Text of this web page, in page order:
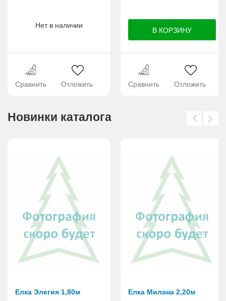
Нет в наличии
Сравнить Отложить Сравнить Отложить
Новинки каталога
Елка Элегия 1,80м Елка Милана 2,20м